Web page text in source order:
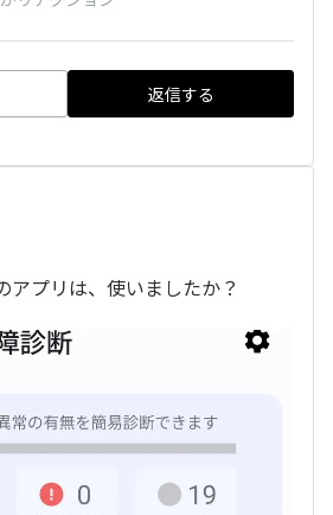
返信する
アプリは、使いましたか？